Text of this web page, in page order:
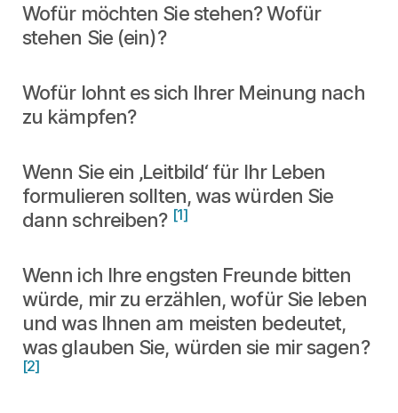
Wofür möchten Sie stehen? Wofür
stehen Sie (ein)?
Wofür lohnt es sich Ihrer Meinung nach
zu kämpfen?
Wenn Sie ein ‚Leitbild‘ für Ihr Leben
formulieren sollten, was würden Sie
dann schreiben? [1]
Wenn ich Ihre engsten Freunde bitten
würde, mir zu erzählen, wofür Sie leben
und was Ihnen am meisten bedeutet,
was glauben Sie, würden sie mir sagen?
[2]